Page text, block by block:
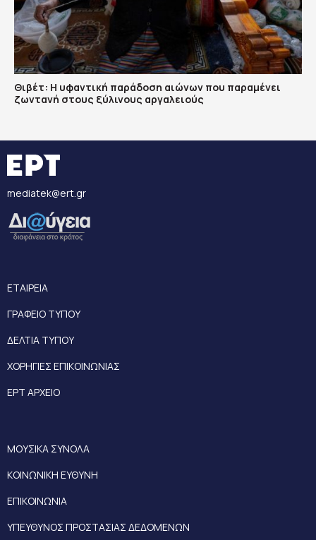
Θιβέτ: Η υφαντική παράδοση αιώνων που παραμένει
ζωντανή στους ξύλινους αργαλειούς
mediatek@ert.gr
ΕΤΑΙΡΕΙΑ
ΓΡΑΦΕΙΟ ΤΥΠΟΥ
ΔΕΛΤΙΑ ΤΥΠΟΥ
ΧΟΡΗΓΙΕΣ ΕΠΙΚΟΙΝΩΝΙΑΣ
ΕΡΤ ΑΡΧΕΙΟ
ΜΟΥΣΙΚΑ ΣΥΝΟΛΑ
ΚΟΙΝΩΝΙΚΗ ΕΥΘΥΝΗ
ΕΠΙΚΟΙΝΩΝΙΑ
ΥΠΕΥΘΥΝΟΣ ΠΡΟΣΤΑΣΙΑΣ ΔΕΔΟΜΕΝΩΝ